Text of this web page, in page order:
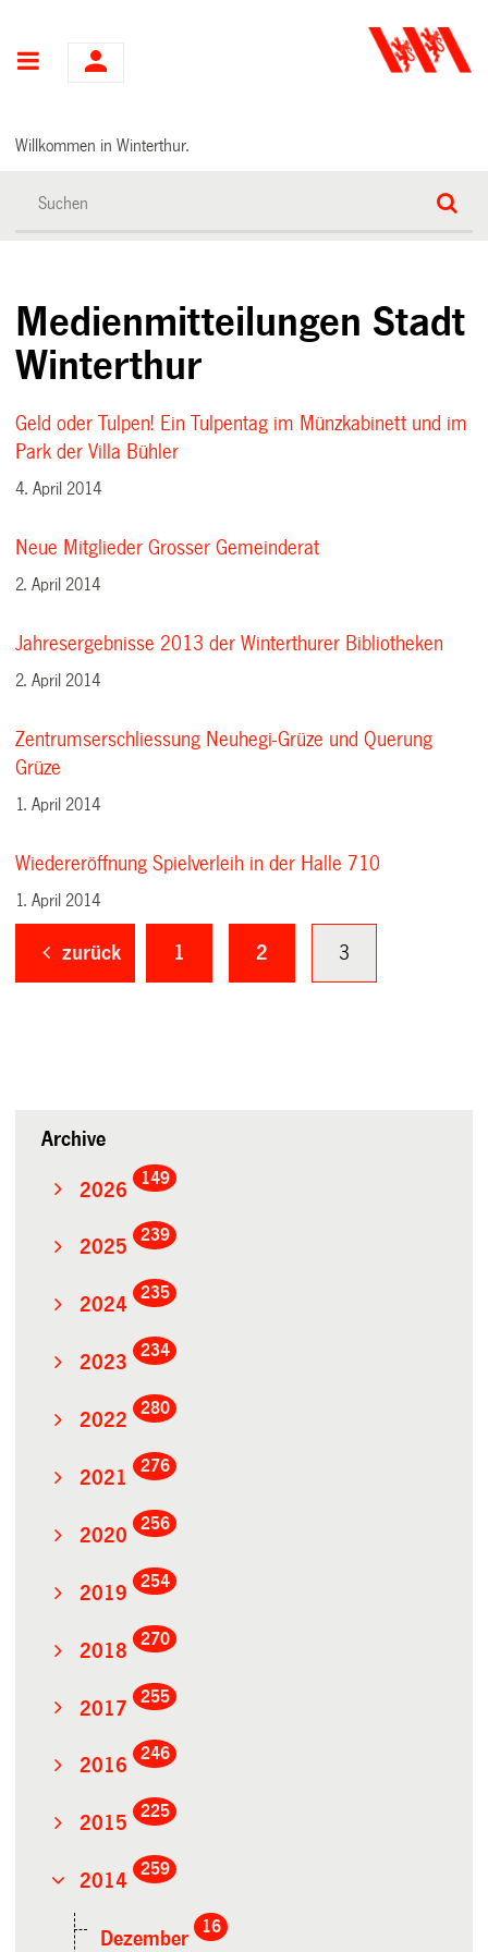
Hauptnavigation
Willkommen in Winterthur.
Medienmitteilungen Stadt
Winterthur
Geld oder Tulpen! Ein Tulpentag im Münzkabinett und im
Park der Villa Bühler
4. April 2014
Neue Mitglieder Grosser Gemeinderat
2. April 2014
Jahresergebnisse 2013 der Winterthurer Bibliotheken
2. April 2014
Zentrumserschliessung Neuhegi-Grüze und Querung
Grüze
1. April 2014
Wiedereröffnung Spielverleih in der Halle 710
1. April 2014
zurück 1 2 3
Archive
2026
149
2025
239
2024
235
2023
234
2022
280
2021
276
2020
256
2019
254
2018
270
2017
255
2016
246
2015
225
2014
259
Dezember
16